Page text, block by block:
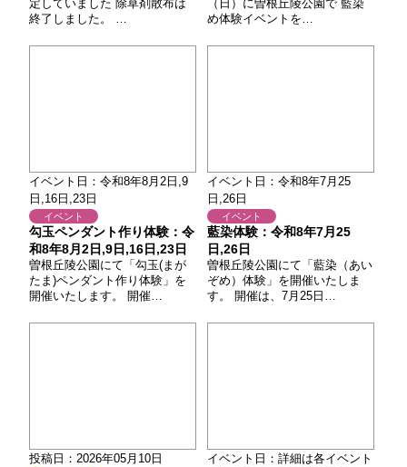
定していました 除草剤散布は
終了しました。 …
（日）に曽根丘陵公園で 藍染
め体験イベントを…
イベント日：令和8年8月2日,9
日,16日,23日
イベント
勾玉ペンダント作り体験：令
和8年8月2日,9日,16日,23日
曽根丘陵公園にて「勾玉(まが
たま)ペンダント作り体験」を
開催いたします。 開催…
イベント日：令和8年7月25
日,26日
イベント
藍染体験：令和8年7月25
日,26日
曽根丘陵公園にて「藍染（あい
ぞめ）体験」を開催いたしま
す。 開催は、7月25日…
投稿日：2026年05月10日
イベント日：詳細は各イベント